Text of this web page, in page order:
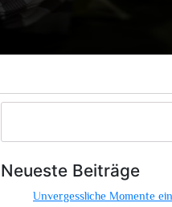
Neueste Beiträge
Unvergessliche Momente